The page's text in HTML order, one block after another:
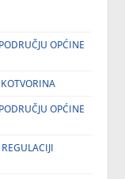
OPĆINE
OPĆINE